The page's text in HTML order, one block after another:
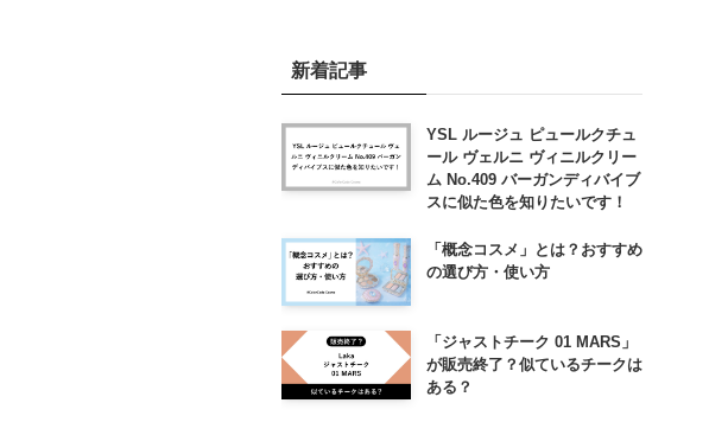
新着記事
YSL ルージュ ピュールクチュ
ール ヴェルニ ヴィニルクリー
ム No.409 バーガンディバイブ
スに似た色を知りたいです！
「概念コスメ」とは？おすすめ
の選び方・使い方
「ジャストチーク 01 MARS」
が販売終了？似ているチークは
ある？